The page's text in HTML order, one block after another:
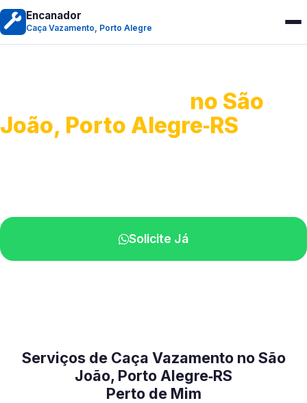
Encanador
Caça Vazamento, Porto Alegre
no São
João, Porto Alegre‑RS
Solicite Já
Serviços de Caça Vazamento no São
João, Porto Alegre‑RS
Perto de Mim